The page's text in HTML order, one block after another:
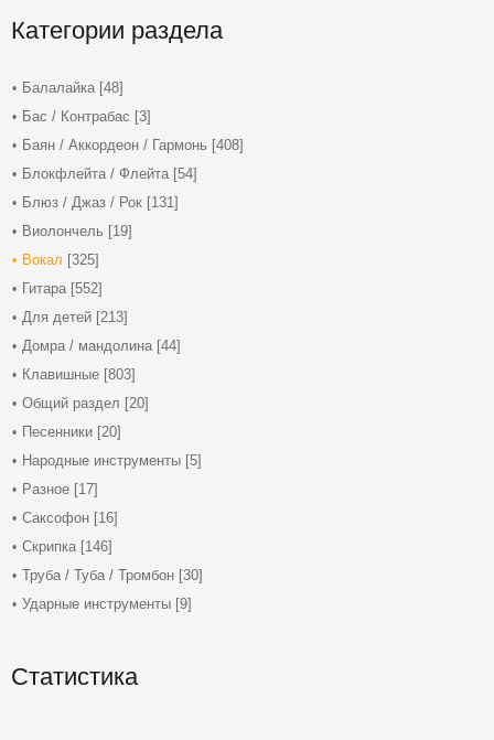
Категории раздела
Балалайка [48]
Бас / Контрабас [3]
Баян / Аккордеон / Гармонь [408]
Блокфлейта / Флейта [54]
Блюз / Джаз / Рок [131]
Виолончель [19]
Вокал [325]
Гитара [552]
Для детей [213]
Домра / мандолина [44]
Клавишные [803]
Общий раздел [20]
Песенники [20]
Народные инструменты [5]
Разное [17]
Саксофон [16]
Скрипка [146]
Труба / Туба / Тромбон [30]
Ударные инструменты [9]
Статистика